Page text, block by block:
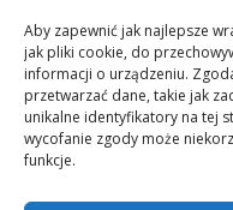
Aby zapewnić jak najlepsze
jak pliki cookie, do
informacji o urządzeniu.
przetwarzać dane, takie jak
unikalne identyfikatory na tej
wycofanie zgody może
funkcje.
Co zrobimy dla
projekty plakatów
wydrukuj swój